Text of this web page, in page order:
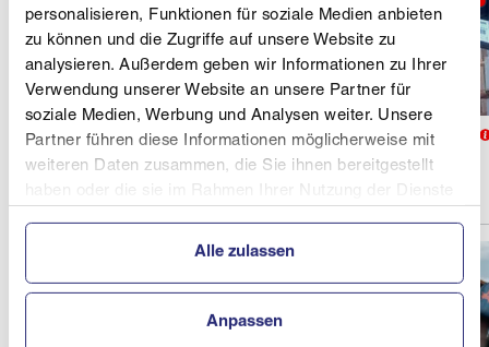
personalisieren, Funktionen für soziale Medien anbieten
zu können und die Zugriffe auf unsere Website zu
analysieren. Außerdem geben wir Informationen zu Ihrer
Verwendung unserer Website an unsere Partner für
soziale Medien, Werbung und Analysen weiter. Unsere
Partner führen diese Informationen möglicherweise mit
weiteren Daten zusammen, die Sie ihnen bereitgestellt
Alle zulassen
Anpassen
Raphaela Springer absolviert Skirollerintervalle in herrlicher